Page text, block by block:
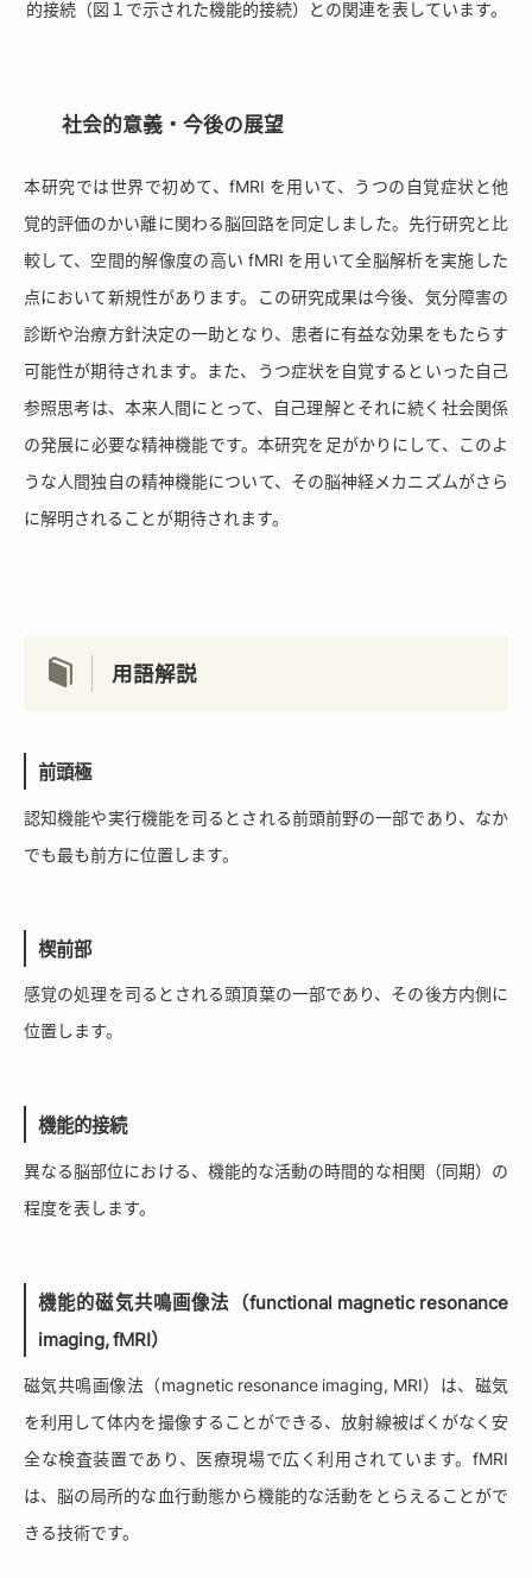
的接続（図１で示された機能的接続）との関連を表しています。
社会的意義・今後の展望
本研究では世界で初めて、fMRI を用いて、うつの自覚症状と他
覚的評価のかい離に関わる脳回路を同定しました。先行研究と比
較して、空間的解像度の高い fMRI を用いて全脳解析を実施した
点において新規性があります。この研究成果は今後、気分障害の
診断や治療方針決定の一助となり、患者に有益な効果をもたらす
可能性が期待されます。また、うつ症状を自覚するといった自己
参照思考は、本来人間にとって、自己理解とそれに続く社会関係
の発展に必要な精神機能です。本研究を足がかりにして、このよ
うな人間独自の精神機能について、その脳神経メカニズムがさら
に解明されることが期待されます。
用語解説
前頭極
認知機能や実行機能を司るとされる前頭前野の一部であり、なか
でも最も前方に位置します。
楔前部
感覚の処理を司るとされる頭頂葉の一部であり、その後方内側に
位置します。
機能的接続
異なる脳部位における、機能的な活動の時間的な相関（同期）の
程度を表します。
機能的磁気共鳴画像法（functional magnetic resonance
imaging, fMRI）
磁気共鳴画像法（magnetic resonance imaging, MRI）は、磁気
を利用して体内を撮像することができる、放射線被ばくがなく安
全な検査装置であり、医療現場で広く利用されています。fMRI
は、脳の局所的な血行動態から機能的な活動をとらえることがで
きる技術です。